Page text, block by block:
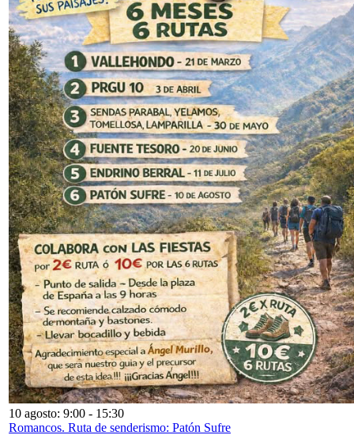
10 agosto: 9:00 - 15:30
Romancos. Ruta de senderismo: Patón Sufre